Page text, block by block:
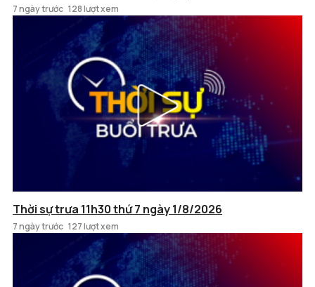
7 ngày trước 128 lượt xem
Thời sự trưa 11h30 thứ 7 ngày 1/8/2026
7 ngày trước 127 lượt xem